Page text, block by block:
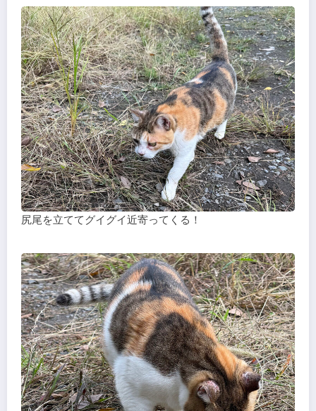
尻尾を立ててグイグイ近寄ってくる！